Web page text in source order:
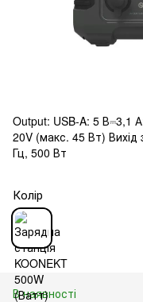
Output: USB-A: 5 В⎓3,1
20V (макс. 45 Вт) Вихід
Гц, 500 Вт
Колір
В наявності